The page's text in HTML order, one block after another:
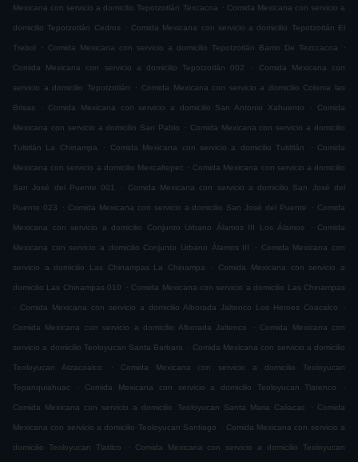
Mexicana con servicio a domicilio Tepotzotlán Texcacoa . Comida Mexicana con servicio a
domicilio Tepotzotlán Cedros . Comida Mexicana con servicio a domicilio Tepotzotlán El
Trebol . Comida Mexicana con servicio a domicilio Tepotzotlán Barrio De Tezccacoa .
Comida Mexicana con servicio a domicilio Tepotzotlán 002 . Comida Mexicana con
servicio a domicilio Tepotzotlán . Comida Mexicana con servicio a domicilio Colonia las
Brisas . Comida Mexicana con servicio a domicilio San Antonio Xahuento . Comida
Mexicana con servicio a domicilio San Pablo . Comida Mexicana con servicio a domicilio
Tultitlán La Chinampa . Comida Mexicana con servicio a domicilio Tultitlán . Comida
Mexicana con servicio a domicilio Mexcaltepec . Comida Mexicana con servicio a domicilio
San José del Puente 001 . Comida Mexicana con servicio a domicilio San José del
Puente 023 . Comida Mexicana con servicio a domicilio San José del Puente . Comida
Mexicana con servicio a domicilio Conjunto Urbano Álamos III Los Álamos . Comida
Mexicana con servicio a domicilio Conjunto Urbano Álamos III . Comida Mexicana con
servicio a domicilio Las Chinampas La Chinampa . Comida Mexicana con servicio a
domicilio Las Chinampas 010 . Comida Mexicana con servicio a domicilio Las Chinampas
.
Comida Mexicana con servicio a domicilio Alborada Jaltenco Los Heroes Coacalco .
Comida Mexicana con servicio a domicilio Alborada Jaltenco . Comida Mexicana con
servicio a domicilio Teoloyucan Santa Barbara . Comida Mexicana con servicio a domicilio
Teoloyucan Atzacoalco . Comida Mexicana con servicio a domicilio Teoloyucan
Tepanquiahuac . Comida Mexicana con servicio a domicilio Teoloyucan Tlatenco .
Comida Mexicana con servicio a domicilio Teoloyucan Santa Maria Caliacac . Comida
Mexicana con servicio a domicilio Teoloyucan Santiago . Comida Mexicana con servicio a
domicilio Teoloyucan Tlatilco . Comida Mexicana con servicio a domicilio Teoloyucan